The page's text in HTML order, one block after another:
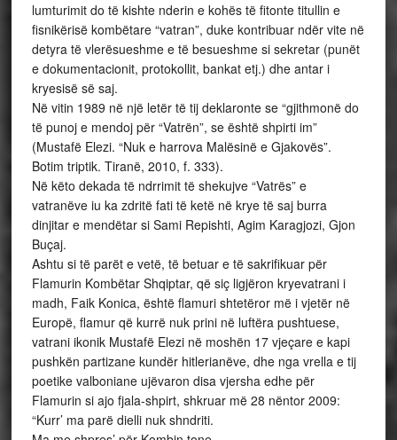
lumturimit do të kishte nderin e kohës të fitonte titullin e
fisnikërisë kombëtare “vatran”, duke kontribuar ndër vite në
detyra të vlerësueshme e të besueshme si sekretar (punët
e dokumentacionit, protokollit, bankat etj.) dhe antar i
kryesisë së saj.
Në vitin 1989 në një letër të tij deklaronte se “gjithmonë do
të punoj e mendoj për “Vatrën”, se është shpirti im”
(Mustafë Elezi. “Nuk e harrova Malësinë e Gjakovës”.
Botim triptik. Tiranë, 2010, f. 333).
Në këto dekada të ndrrimit të shekujve “Vatrës” e
vatranëve iu ka zdritë fati të ketë në krye të saj burra
dinjitar e mendëtar si Sami Repishti, Agim Karagjozi, Gjon
Buçaj.
Ashtu si të parët e vetë, të betuar e të sakrifikuar për
Flamurin Kombëtar Shqiptar, që siç ligjëron kryevatrani i
madh, Faik Konica, është flamuri shtetëror më i vjetër në
Europë, flamur që kurrë nuk prini në luftëra pushtuese,
vatrani ikonik Mustafë Elezi në moshën 17 vjeçare e kapi
pushkën partizane kundër hitlerianëve, dhe nga vrella e tij
poetike valboniane ujëvaron disa vjersha edhe për
Flamurin si ajo fjala-shpirt, shkruar më 28 nëntor 2009:
“Kurr’ ma parë dielli nuk shndriti.